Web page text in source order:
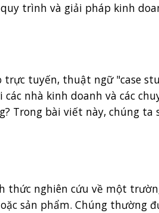
trình và giải pháp kinh
trực tuyến, thuật ngữ "case
nhà kinh doanh và các
Trong bài viết này, chúng
thức nghiên cứu về một
sản phẩm. Chúng